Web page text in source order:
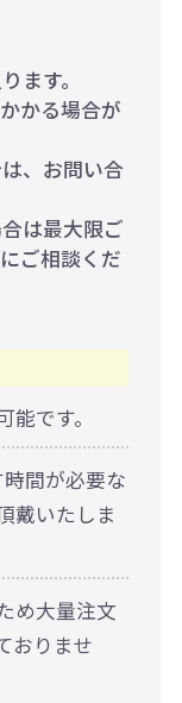
ます。
かる場合が
、お問い合
は最大限ご
ご相談くだ
です。
間が必要な
戴いたしま
め大量注文
おりませ